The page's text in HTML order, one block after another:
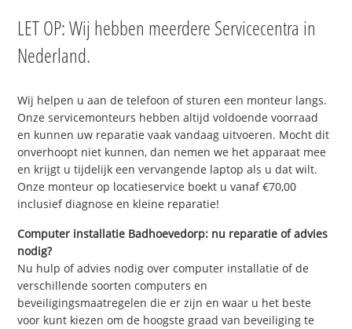
LET OP: Wij hebben meerdere Servicecentra in
Nederland.
Wij helpen u aan de telefoon of sturen een monteur langs.
Onze servicemonteurs hebben altijd voldoende voorraad
en kunnen uw reparatie vaak vandaag uitvoeren. Mocht dit
onverhoopt niet kunnen, dan nemen we het apparaat mee
en krijgt u tijdelijk een vervangende laptop als u dat wilt.
Onze monteur op locatieservice boekt u vanaf €70,00
inclusief diagnose en kleine reparatie!
Computer installatie Badhoevedorp: nu reparatie of advies
nodig?
Nu hulp of advies nodig over computer installatie of de
verschillende soorten computers en
beveiligingsmaatregelen die er zijn en waar u het beste
voor kunt kiezen om de hoogste graad van beveiliging te